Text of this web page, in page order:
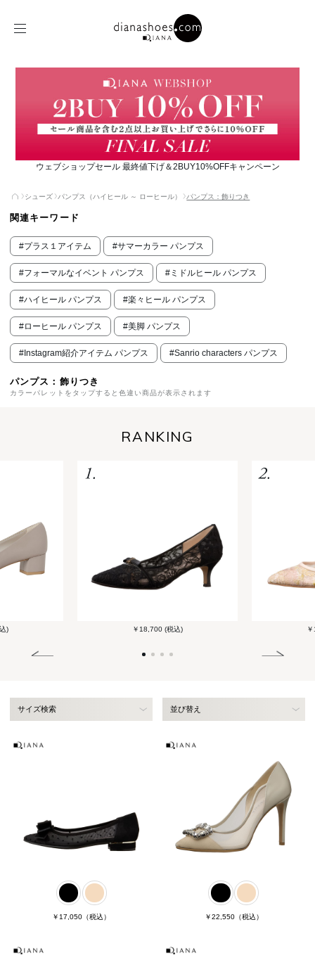
ウェブショップセール 最終値下げ＆2BUY10%OFFキャンペーン
シューズ パンプス（ハイヒール ～ ローヒール） パンプス：飾りつき
関連キーワード
#プラス１アイテム #サマーカラー パンプス
#フォーマルなイベント パンプス #ミドルヒール パンプス
#ハイヒール パンプス #楽々ヒール パンプス
#ローヒール パンプス #美脚 パンプス
#Instagram紹介アイテム パンプス #Sanrio characters パンプス
パンプス：飾りつき
カラーパレットをタップすると色違い商品が表示されます
RANKING
) ￥18,700 (税込)
サイズ検索 並び替え
￥17,050 （税込） ￥22,550（税込）